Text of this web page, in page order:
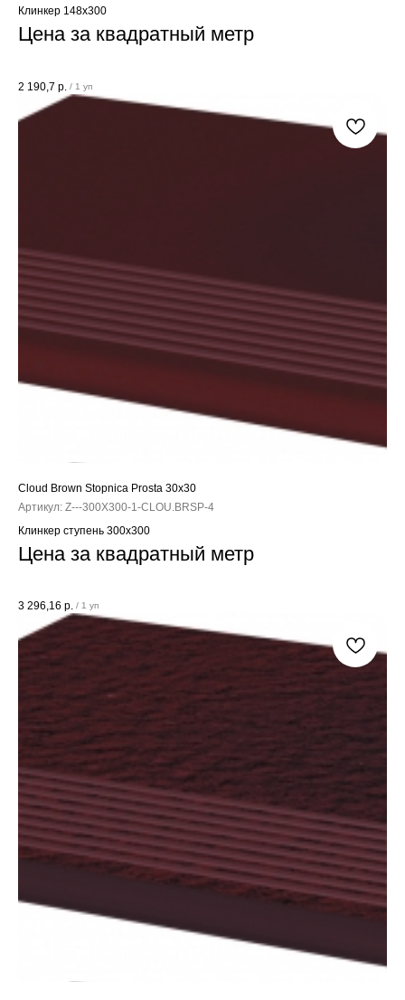
Клинкер 148x300
Цена за квадратный метр
2 190,7 р. / 1 уп
Cloud Brown Stopnica Prosta 30x30
Артикул: Z---300X300-1-CLOU.BRSP-4
Клинкер ступень 300x300
Цена за квадратный метр
3 296,16 р. / 1 уп